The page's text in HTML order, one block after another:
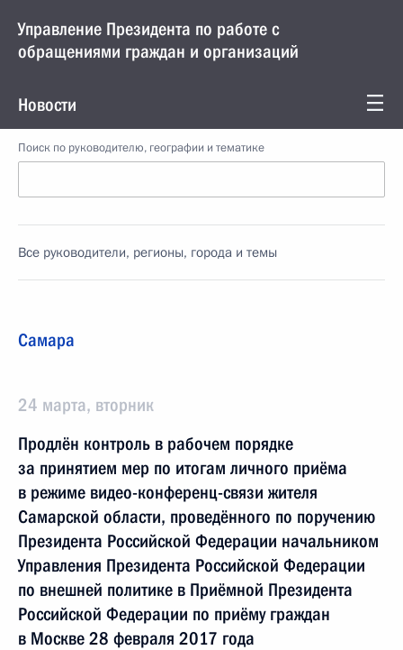
Управление Президента по работе с
обращениями граждан и организаций
Новости
Поиск по руководителю, географии и тематике
Все руководители, регионы, города и темы
Самара
24 марта, вторник
Продлён контроль в рабочем порядке
за принятием мер по итогам личного приёма
в режиме видео-конференц-связи жителя
Самарской области, проведённого по поручению
Президента Российской Федерации начальником
Управления Президента Российской Федерации
по внешней политике в Приёмной Президента
Российской Федерации по приёму граждан
в Москве 28 февраля 2017 года